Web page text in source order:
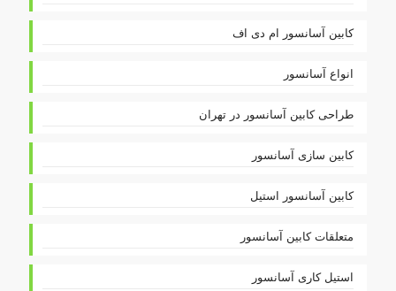
کابین آسانسور ام دی اف
انواع آسانسور
طراحی کابین آسانسور در تهران
کابین سازی آسانسور
کابین آسانسور استیل
متعلقات کابین آسانسور
استیل کاری آسانسور